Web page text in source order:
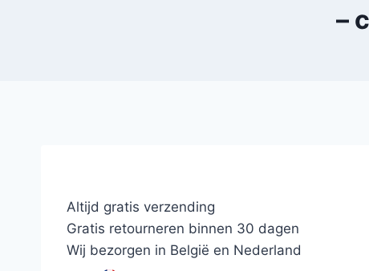
–
Altijd gratis verzending
Gratis retourneren binnen 30 dagen
Wij bezorgen in België en Nederland